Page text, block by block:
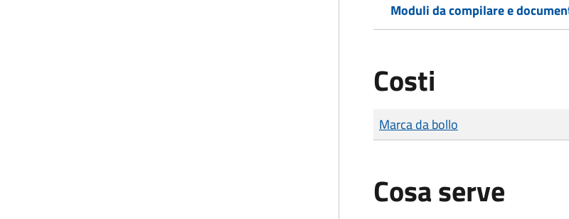
Moduli da compilare e
Costi
Tipo di pagamento
Importo
Marca da bollo
Cosa serve